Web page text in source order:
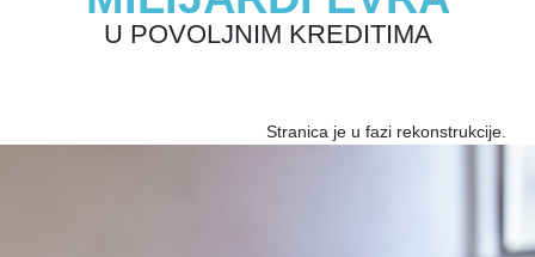
U POVOLJNIM KREDITIMA
Stranica je u fazi rekonstrukcije.